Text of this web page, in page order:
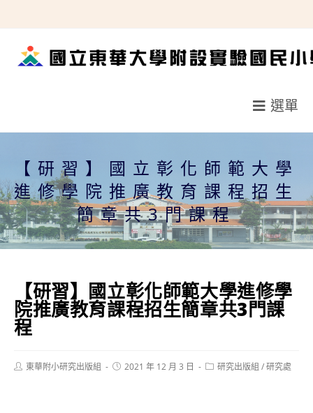
轉
選單
【研習】國立彰化師範大學
進修學院推廣教育課程招生
簡章共3門課程
【研習】國立彰化師範大學進修學
院推廣教育課程招生簡章共3門課
程
Post東華附小研究出版組
Post2021 年 12 月 3 日
Post研究出版組 /研究處